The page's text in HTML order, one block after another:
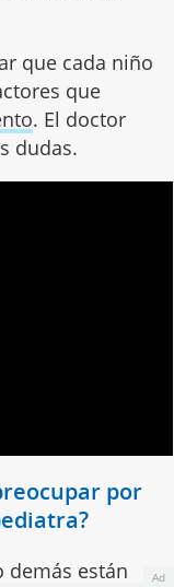
que cada niño
que
. El doctor
dudas.
por
demás están
Ad